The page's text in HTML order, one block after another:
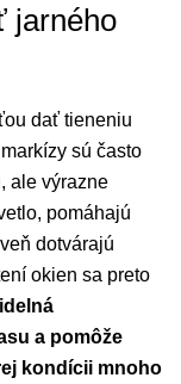
jarného
dať tieneniu
sú často
ale výrazne
pomáhajú
dotvárajú
okien sa preto
a pomôže
kondícii mnoho